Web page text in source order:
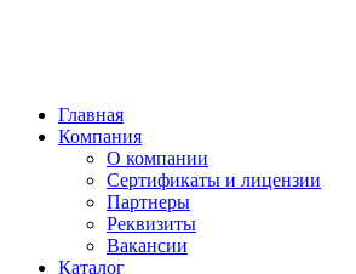
Главная
Компания
О компании
Сертификаты и лицензии
Партнеры
Реквизиты
Вакансии
Каталог